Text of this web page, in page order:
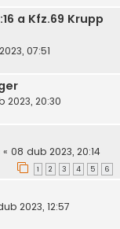
a Kfz.69 Krupp
07:51
2023, 20:30
« 08 dub 2023, 20:14
1 2 3 4 5 6
2023, 12:57